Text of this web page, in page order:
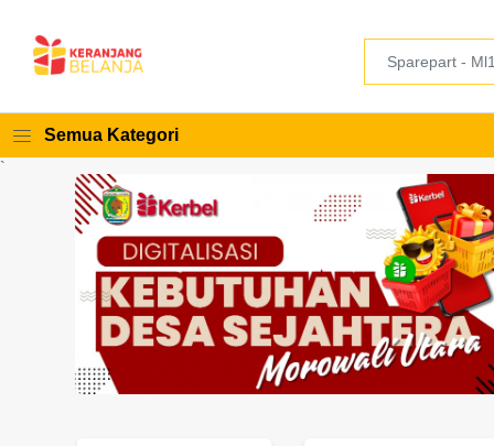
Semua Kategori
`